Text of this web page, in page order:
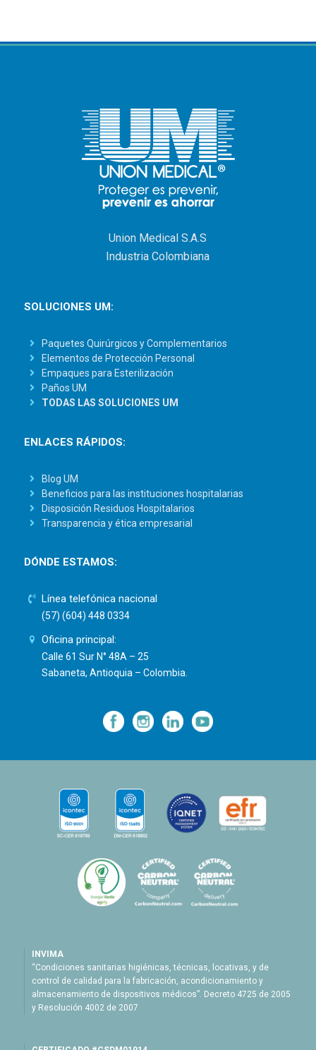
Union Medical S.A.S
Industria Colombiana
SOLUCIONES UM:
Paquetes Quirúrgicos y Complementarios
Elementos de Protección Personal
Empaques para Esterilización
Paños UM
TODAS LAS SOLUCIONES UM
ENLACES RÁPIDOS:
Blog UM
Beneficios para las instituciones hospitalarias
Disposición Residuos Hospitalarios
Transparencia y ética empresarial
DÓNDE ESTAMOS:
Línea telefónica nacional
(57) (604) 448 0334
Oficina principal:
Calle 61 Sur N° 48A – 25
Sabaneta, Antioquia – Colombia.
— — —
INVIMA
“Condiciones sanitarias higiénicas, técnicas, locativas, y de
control de calidad para la fabricación, acondicionamiento y
almacenamiento de dispositivos médicos”. Decreto 4725 de 2005
y Resolución 4002 de 2007